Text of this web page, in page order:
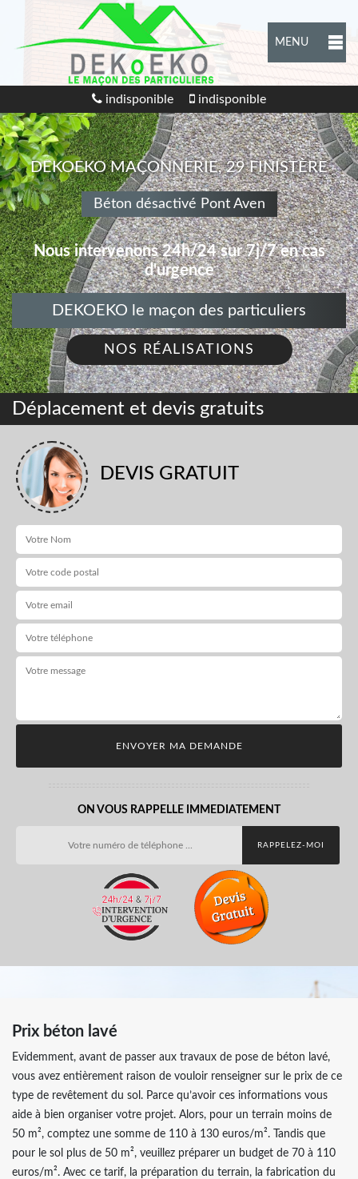
MENU
indisponible indisponible
DEKOEKO MAÇONNERIE, 29 FINISTÈRE
Béton désactivé Pont Aven
Nous intervenons 24h/24 sur 7j/7 en cas
d'urgence
DEKOEKO le maçon des particuliers
NOS RÉALISATIONS
Déplacement et devis gratuits
DEVIS GRATUIT
ON VOUS RAPPELLE IMMEDIATEMENT
Prix béton lavé
Evidemment, avant de passer aux travaux de pose de béton lavé,
vous avez entièrement raison de vouloir renseigner sur le prix de ce
type de revêtement du sol. Parce qu’avoir ces informations vous
aide à bien organiser votre projet. Alors, pour un terrain moins de
50 m², comptez une somme de 110 à 130 euros/m². Tandis que
pour le sol plus de 50 m², veuillez préparer un budget de 70 à 110
euros/m². Avec ce tarif, la préparation du terrain, la fabrication du